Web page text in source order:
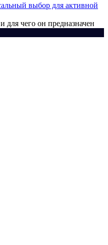
выбор для активной
для чего он предназначен